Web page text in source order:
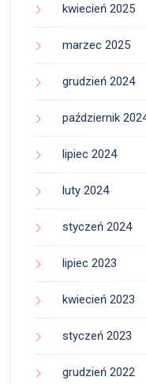
kwiecień 2025
marzec 2025
grudzień 2024
październik
lipiec 2024
luty 2024
styczeń 2024
lipiec 2023
kwiecień 2023
styczeń 2023
grudzień 2022